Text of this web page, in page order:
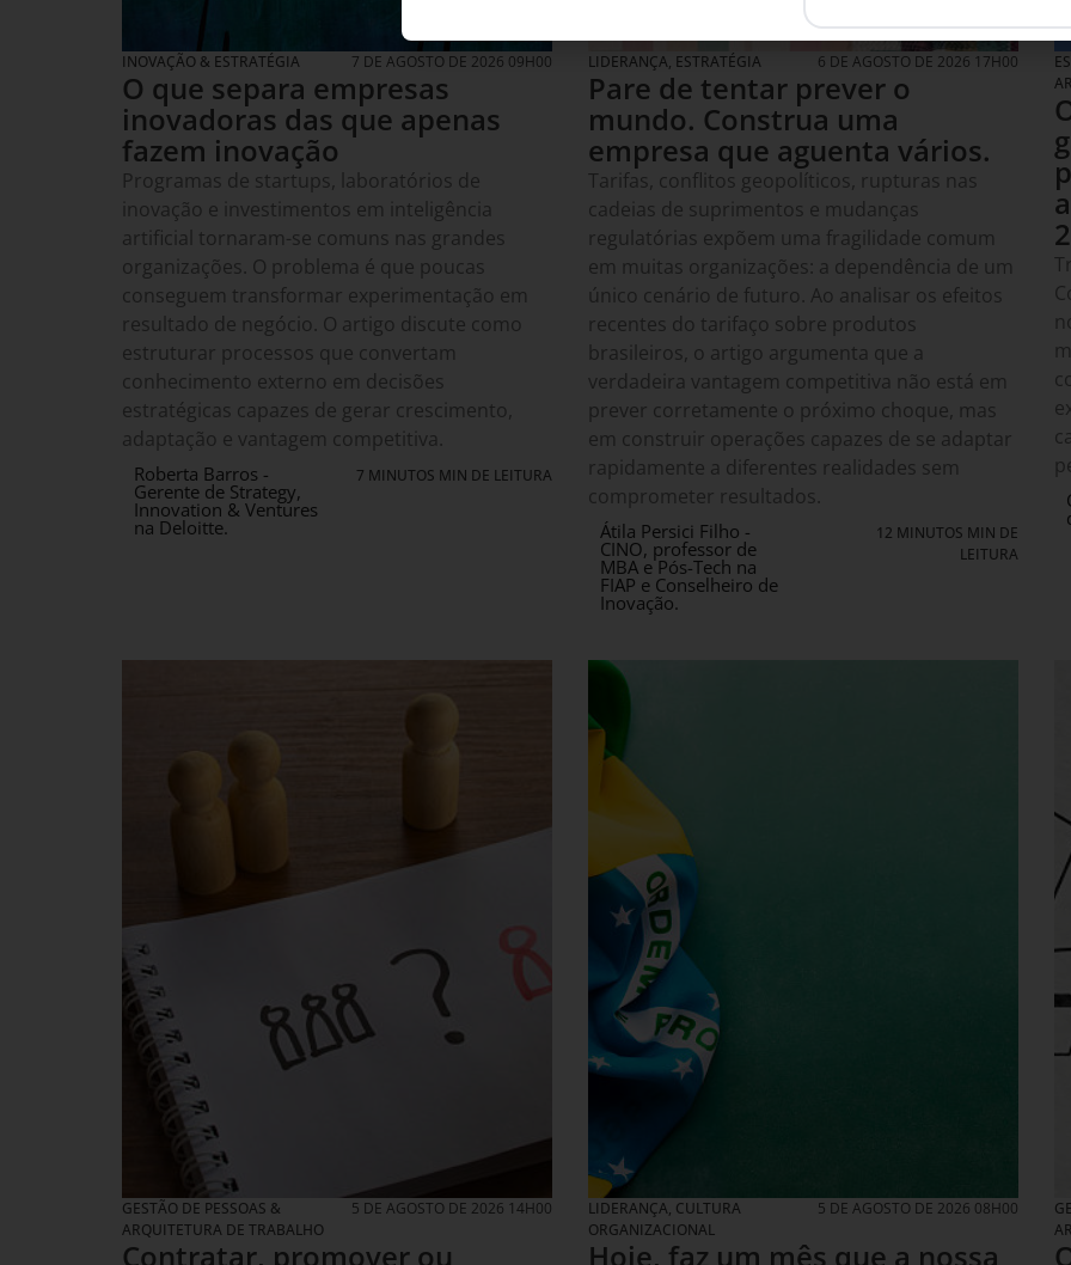
INOVAÇÃO & ESTRATÉGIA 7 DE AGOSTO DE 2026 09H00
O que separa empresas
inovadoras das que apenas
fazem inovação
Programas de startups, laboratórios de
inovação e investimentos em inteligência
artificial tornaram-se comuns nas grandes
organizações. O problema é que poucas
conseguem transformar experimentação em
resultado de negócio. O artigo discute como
estruturar processos que convertam
conhecimento externo em decisões
estratégicas capazes de gerar crescimento,
adaptação e vantagem competitiva.
Roberta Barros -
Gerente de Strategy,
Innovation & Ventures
na Deloitte.
7 MINUTOS MIN DE LEITURA
LIDERANÇA, ESTRATÉGIA 6 DE AGOSTO DE 2026 17H00
Pare de tentar prever o
mundo. Construa uma
empresa que aguenta vários.
Tarifas, conflitos geopolíticos, rupturas nas
cadeias de suprimentos e mudanças
regulatórias expõem uma fragilidade comum
em muitas organizações: a dependência de um
único cenário de futuro. Ao analisar os efeitos
recentes do tarifaço sobre produtos
brasileiros, o artigo argumenta que a
verdadeira vantagem competitiva não está em
prever corretamente o próximo choque, mas
em construir operações capazes de se adaptar
rapidamente a diferentes realidades sem
comprometer resultados.
Átila Persici Filho -
CINO, professor de
MBA e Pós-Tech na
FIAP e Conselheiro de
Inovação.
12 MINUTOS MIN DE
LEITURA
GESTÃO DE PESSOAS &
ARQUITETURA DE TRABALHO
5 DE AGOSTO DE 2026 14H00
Contratar, promover ou
LIDERANÇA, CULTURA
ORGANIZACIONAL
5 DE AGOSTO DE 2026 08H00
Hoje, faz um mês que a nossa